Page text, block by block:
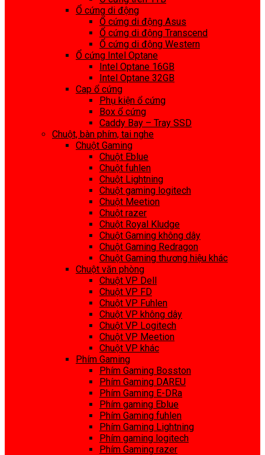
Ổ cứng di động
Ổ cứng di động Asus
Ổ cứng di động Transcend
Ổ cứng di động Western
Ổ cứng Intel Optane
Intel Optane 16GB
Intel Optane 32GB
Cap ổ cứng
Phụ kiện ổ cứng
Box ổ cứng
Caddy Bay – Tray SSD
Chuột, bàn phím, tai nghe
Chuột Gaming
Chuột Eblue
Chuột fuhlen
Chuột Lightning
Chuột gaming logitech
Chuột Meetion
Chuột razer
Chuột Royal Kludge
Chuột Gaming không dây
Chuột Gaming Redragon
Chuột Gaming thương hiệu khác
Chuột văn phòng
Chuột VP Dell
Chuột VP FD
Chuột VP Fuhlen
Chuột VP không dây
Chuột VP Logitech
Chuột VP Meetion
Chuột VP khác
Phím Gaming
Phím Gaming Bosston
Phím Gaming DAREU
Phím Gaming E-DRa
Phím gaming Eblue
Phím Gaming fuhlen
Phím Gaming Lightning
Phím gaming logitech
Phím Gaming razer